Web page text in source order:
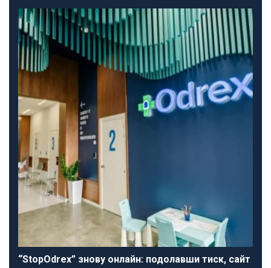
“StopOdrex” знову онлайн: подолавши тиск, сайт